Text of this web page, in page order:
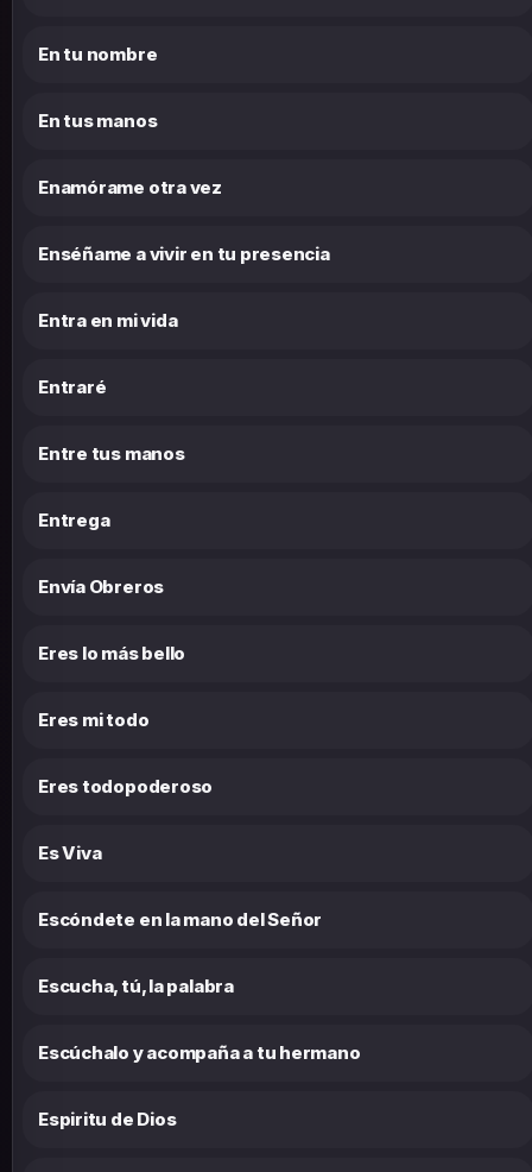
En tu nombre
En tus manos
Enamórame otra vez
Enséñame a vivir en tu presencia
Entra en mi vida
Entraré
Entre tus manos
Entrega
Envía Obreros
Eres lo más bello
Eres mi todo
Eres todopoderoso
Es Viva
Escóndete en la mano del Señor
Escucha, tú, la palabra
Escúchalo y acompaña a tu hermano
Espiritu de Dios